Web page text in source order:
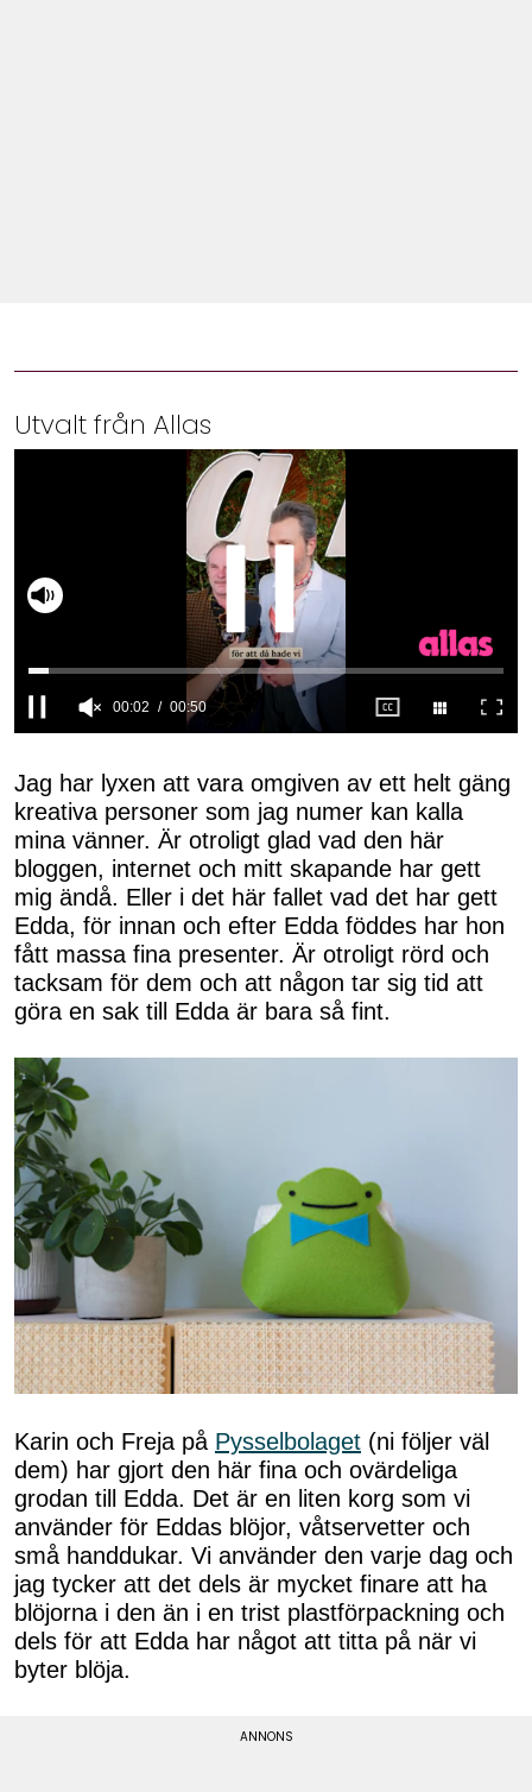
Utvalt från Allas
of
50
seconds
Jag har lyxen att vara omgiven av ett helt gäng
kreativa personer som jag numer kan kalla
mina vänner. Är otroligt glad vad den här
bloggen, internet och mitt skapande har gett
mig ändå. Eller i det här fallet vad det har gett
Edda, för innan och efter Edda föddes har hon
fått massa fina presenter. Är otroligt rörd och
tacksam för dem och att någon tar sig tid att
göra en sak till Edda är bara så fint.
Karin och Freja på Pysselbolaget (ni följer väl
dem) har gjort den här fina och ovärdeliga
grodan till Edda. Det är en liten korg som vi
använder för Eddas blöjor, våtservetter och
små handdukar. Vi använder den varje dag och
jag tycker att det dels är mycket finare att ha
blöjorna i den än i en trist plastförpackning och
dels för att Edda har något att titta på när vi
byter blöja.